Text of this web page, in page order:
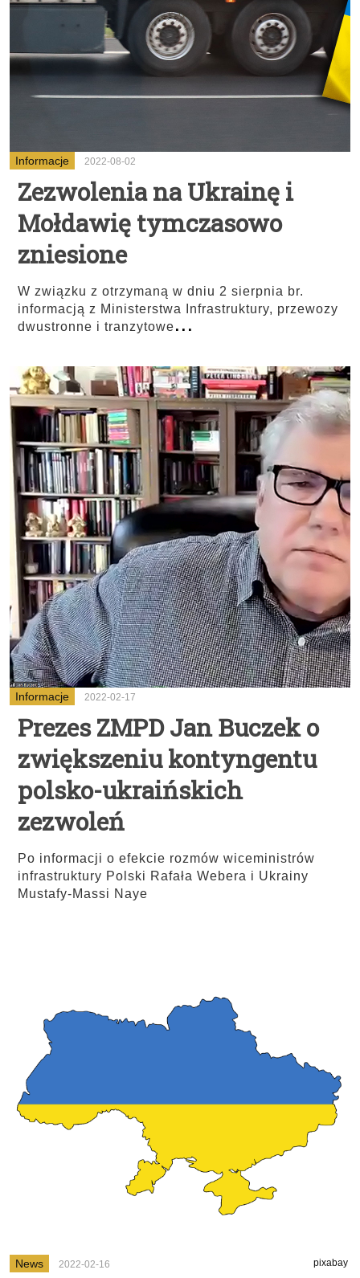
Informacje 2022-08-02
Zezwolenia na Ukrainę i
Mołdawię tymczasowo
zniesione
W związku z otrzymaną w dniu 2 sierpnia br.
informacją z Ministerstwa Infrastruktury, przewozy
dwustronne i tranzytowe...
Informacje 2022-02-17
Prezes ZMPD Jan Buczek o
zwiększeniu kontyngentu
polsko-ukraińskich
zezwoleń
Po informacji o efekcie rozmów wiceministrów
infrastruktury Polski Rafała Webera i Ukrainy
Mustafy-Massi Naye
News 2022-02-16 pixabay